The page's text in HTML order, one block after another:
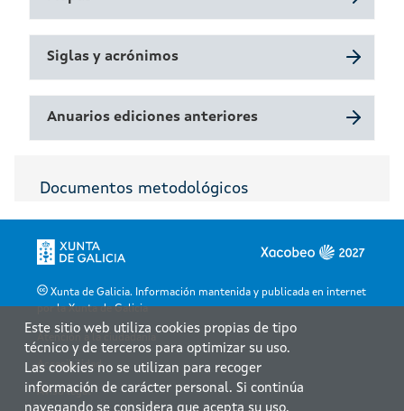
Siglas y acrónimos
Anuarios ediciones anteriores
Documentos metodológicos
Xunta de Galicia. Información mantenida y publicada en internet
por la Xunta de Galicia
Accesibilidad
Aviso legal
Este sitio web utiliza cookies propias de tipo
técnico y de terceros para optimizar su uso.
Las cookies no se utilizan para recoger
información de carácter personal. Si continúa